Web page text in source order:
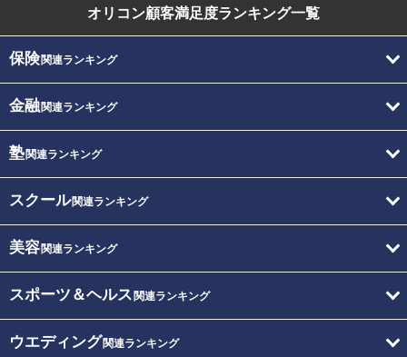
オリコン顧客満足度ランキング一覧
保険関連ランキング
金融関連ランキング
塾関連ランキング
スクール関連ランキング
美容関連ランキング
スポーツ＆ヘルス 関連ランキング
ウエディング関連ランキング